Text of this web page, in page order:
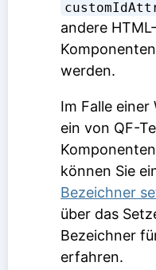
andere
werden.
Im Falle
ein von QF-
können Sie
Bezeichner
über das
Bezeichner
erfahren.